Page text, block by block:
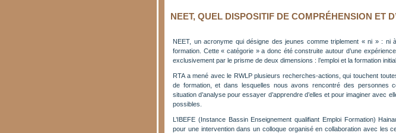
NEET, QUEL DISPOSITIF DE COMPRÉHENSION ET
NEET, un acronyme qui désigne des jeunes comme triplement « ni » : ni
formation. Cette « catégorie » a donc été construite autour d’une
exclusivement par le prisme de deux dimensions : l’emploi et la formation
RTA a mené avec le RWLP plusieurs recherches-actions, qui touchent
de formation, et dans lesquelles nous avons rencontré des personnes
situation d’analyse pour essayer d’apprendre d’elles et pour imaginer avec
possibles.
L’IBEFE (Instance Bassin Enseignement qualifiant Emploi Formation)
pour une intervention dans un colloque organisé en collaboration avec les